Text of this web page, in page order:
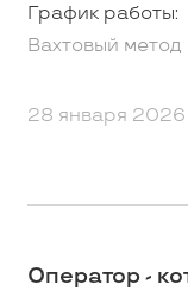
График работы:
Вахтовый метод
28 января 2026
Оператор -